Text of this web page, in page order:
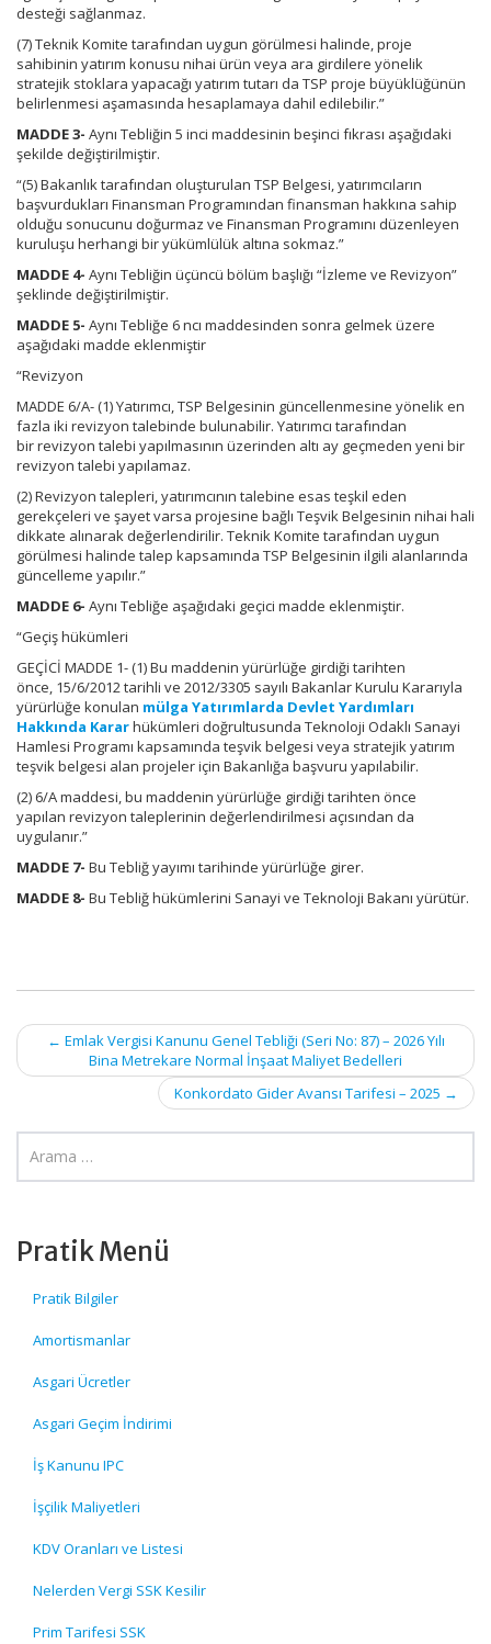
desteği sağlanmaz.
(7) Teknik Komite tarafından uygun görülmesi halinde, proje
sahibinin yatırım konusu nihai ürün veya ara girdilere yönelik
stratejik stoklara yapacağı yatırım tutarı da TSP proje büyüklüğünün
belirlenmesi aşamasında hesaplamaya dahil edilebilir.”
MADDE 3- Aynı Tebliğin 5 inci maddesinin beşinci fıkrası aşağıdaki
şekilde değiştirilmiştir.
“(5) Bakanlık tarafından oluşturulan TSP Belgesi, yatırımcıların
başvurdukları Finansman Programından finansman hakkına sahip
olduğu sonucunu doğurmaz ve Finansman Programını düzenleyen
kuruluşu herhangi bir yükümlülük altına sokmaz.”
MADDE 4- Aynı Tebliğin üçüncü bölüm başlığı “İzleme ve Revizyon”
şeklinde değiştirilmiştir.
MADDE 5- Aynı Tebliğe 6 ncı maddesinden sonra gelmek üzere
aşağıdaki madde eklenmiştir
“Revizyon
MADDE 6/A- (1) Yatırımcı, TSP Belgesinin güncellenmesine yönelik en
fazla iki revizyon talebinde bulunabilir. Yatırımcı tarafından
bir revizyon talebi yapılmasının üzerinden altı ay geçmeden yeni bir
revizyon talebi yapılamaz.
(2) Revizyon talepleri, yatırımcının talebine esas teşkil eden
gerekçeleri ve şayet varsa projesine bağlı Teşvik Belgesinin nihai hali
dikkate alınarak değerlendirilir. Teknik Komite tarafından uygun
görülmesi halinde talep kapsamında TSP Belgesinin ilgili alanlarında
güncelleme yapılır.”
MADDE 6- Aynı Tebliğe aşağıdaki geçici madde eklenmiştir.
“Geçiş hükümleri
GEÇİCİ MADDE 1- (1) Bu maddenin yürürlüğe girdiği tarihten
önce, 15/6/2012 tarihli ve 2012/3305 sayılı Bakanlar Kurulu Kararıyla
yürürlüğe konulan mülga Yatırımlarda Devlet Yardımları
Hakkında Kararhükümleri doğrultusunda Teknoloji Odaklı Sanayi
Hamlesi Programı kapsamında teşvik belgesi veya stratejik yatırım
teşvik belgesi alan projeler için Bakanlığa başvuru yapılabilir.
(2) 6/A maddesi, bu maddenin yürürlüğe girdiği tarihten önce
yapılan revizyon taleplerinin değerlendirilmesi açısından da
uygulanır.”
MADDE 7- Bu Tebliğ yayımı tarihinde yürürlüğe girer.
MADDE 8- Bu Tebliğ hükümlerini Sanayi ve Teknoloji Bakanı yürütür.
Post
navigation
← Emlak Vergisi Kanunu Genel Tebliği (Seri No: 87) – 2026 Yılı
Bina Metrekare Normal İnşaat Maliyet Bedelleri
Konkordato Gider Avansı Tarifesi – 2025 →
Pratik Menü
Pratik Bilgiler
Amortismanlar
Asgari Ücretler
Asgari Geçim İndirimi
İş Kanunu IPC
İşçilik Maliyetleri
KDV Oranları ve Listesi
Nelerden Vergi SSK Kesilir
Prim Tarifesi SSK